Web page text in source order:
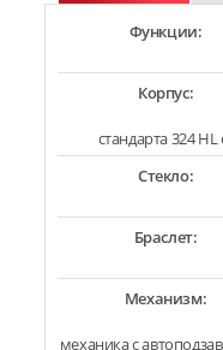
Функции:
Корпус:
стандарта 324
Стекло:
Браслет:
Механизм:
механика с